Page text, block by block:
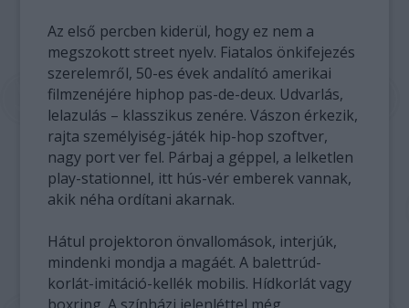
Az első percben kiderül, hogy ez nem a
megszokott street nyelv. Fiatalos önkifejezés
szerelemről, 50-es évek andalító amerikai
filmzenéjére hiphop pas-de-deux. Udvarlás,
lelazulás – klasszikus zenére. Vászon érkezik,
rajta személyiség-játék hip-hop szoftver,
nagy port ver fel. Párbaj a géppel, a lelketlen
play-stationnel, itt hús-vér emberek vannak,
akik néha ordítani akarnak.
Hátul projektoron önvallomások, interjúk,
mindenki mondja a magáét. A balettrúd-
korlát-imitáció-kellék mobilis. Hídkorlát vagy